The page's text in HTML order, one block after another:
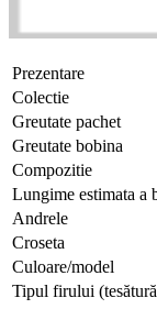
Prezentare
Colectie
Greutate pachet
Greutate bobina
Compozitie
Lungime estimata a
Andrele
Croseta
Culoare/model
Tipul firului